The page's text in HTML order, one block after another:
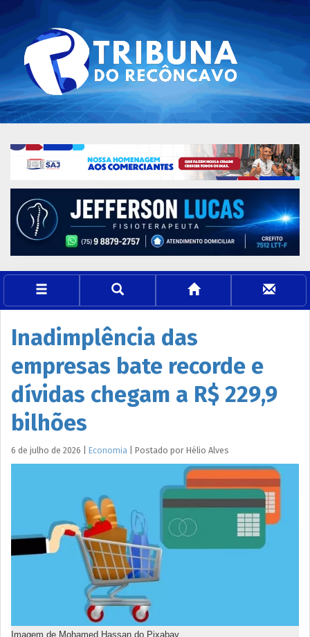
Inadimplência das
empresas bate recorde e
dívidas chegam a R$ 229,9
bilhões
6 de julho de 2026 Economia Postado por Hélio Alves
Imagem de Mohamed Hassan do Pixabay